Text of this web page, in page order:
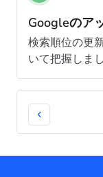
Googleのア
検索順位の更
いて把握しま